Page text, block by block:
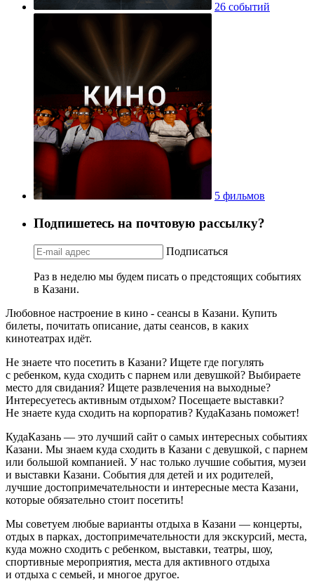
26 событий
5 фильмов
Подпишетесь на почтовую рассылку?
Подписаться
Раз в неделю мы будем писать о предстоящих событиях
в Казани.
Любовное настроение в кино - сеансы в Казани. Купить
билеты, почитать описание, даты сеансов, в каких
кинотеатрах идёт.
Не знаете что посетить в Казани? Ищете где погулять
с ребенком, куда сходить с парнем или девушкой? Выбираете
место для свидания? Ищете развлечения на выходные?
Интересуетесь активным отдыхом? Посещаете выставки?
Не знаете куда сходить на корпоратив? КудаКазань поможет!
КудаКазань — это лучший сайт о самых интересных событиях
Казани. Мы знаем куда сходить в Казани с девушкой, с парнем
или большой компанией. У нас только лучшие события, музеи
и выставки Казани. События для детей и их родителей,
лучшие достопримечательности и интересные места Казани,
которые обязательно стоит посетить!
Мы советуем любые варианты отдыха в Казани — концерты,
отдых в парках, достопримечательности для экскурсий, места,
куда можно сходить с ребенком, выставки, театры, шоу,
спортивные мероприятия, места для активного отдыха
и отдыха с семьей, и многое другое.